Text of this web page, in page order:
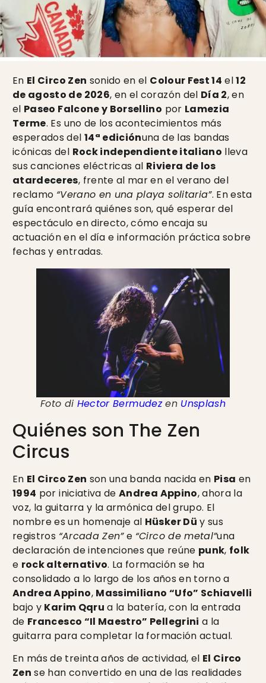
En El Circo Zen sonido en el Colour Fest 14 el12
de agosto de 2026, en el corazón del Día 2, en
el Paseo Falcone y Borsellino por Lamezia
Terme. Es uno de los acontecimientos más
esperados del 14ª ediciónuna de las bandas
icónicas del Rock independiente italiano lleva
sus canciones eléctricas al Riviera de los
atardeceres, frente al mar en el verano del
reclamo “Verano en una playa solitaria”. En esta
guía encontrará quiénes son, qué esperar del
espectáculo en directo, cómo encaja su
actuación en el día e información práctica sobre
fechas y entradas.
Foto di Hector Bermudezen Unsplash
Quiénes son The Zen
Circus
En El Circo Zen son una banda nacida en Pisa en
1994 por iniciativa deAndrea Appino, ahora la
voz, la guitarra y la armónica del grupo. El
nombre es un homenaje al Hüsker Dü y sus
registros “Arcada Zen”e “Circo de metal”una
declaración de intenciones que reúne punk, folk
e rock alternativo. La formación se ha
consolidado a lo largo de los años en torno a
Andrea Appino, Massimiliano “Ufo” Schiavelli
bajo y Karim Qqru a la batería, con la entrada
de Francesco “Il Maestro” Pellegrini a la
guitarra para completar la formación actual.
En más de treinta años de actividad, el El Circo
Zen se han convertido en una de las realidades